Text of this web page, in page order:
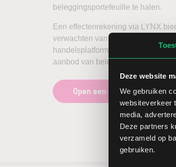
Deze website
We gebruiken
websiteverkeer
media,
Deze partners
verzameld op
gebruiken.
beleggingsportefeuille te halen.
Een effectenrekening via LYNX
verwachten van een broker. Een
handelsplatform, scherpe tarieven
aanbod van beleggingsproducten
Open een effectenrekening